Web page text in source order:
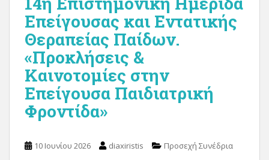
Επείγουσας και Εντατικής
Θεραπείας Παίδων.
«Προκλήσεις &
Καινοτομίες στην
Επείγουσα Παιδιατρική
Φροντίδα»
10 Ιουνίου 2026 diaxiristis Προσεχή Συνέδρια